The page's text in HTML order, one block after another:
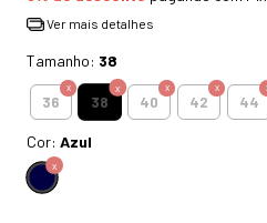
Ver mais detalhes
Tamanho: 38
36 38 40 42 44
Cor: Azul